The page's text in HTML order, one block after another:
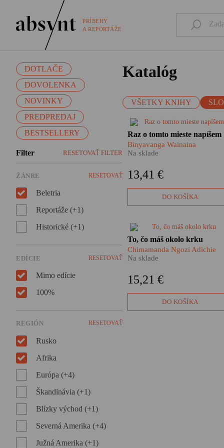
PRÍBEHY
A REPORTÁŽE
DOTLAČE
DOVOLENKA
NOVINKY
PREDPREDAJ
BESTSELLERY
Filter RESETOVAŤ FILTER
ŽÁNRE RESETOVAŤ
Beletria
Reportáže (+1)
Historické (+1)
EDÍCIE RESETOVAŤ
Mimo edície
100%
REGIÓN RESETOVAŤ
Rusko
Afrika
Európa (+4)
Škandinávia (+1)
Blízky východ (+1)
Severná Amerika (+4)
Južná Amerika (+1)
Katalóg
VŠETKY KNIHY
Naše predstavy o Afrike stále
ovládajú viac predsudky a
ošúchané klišé ako reálne
skúsenosť sprostredkuje.
Raz o tomto mieste napíšem
Binyavanga Wainaina
Na sklade
13,41 €
DO KOŠÍKA
​Dojemné i angažované
poviedky obľúbenej
Chimamandy Ngozi Adichie
rodičmi a deťmi, ale aj
predstavuje jej rozprávačské
To, čo máš okolo krku
Chimamanda Ngozi Adichie
Na sklade
15,21 €
DO KOŠÍKA